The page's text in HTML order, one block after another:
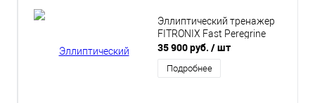
Эллиптический тренажер
FITRONIX Fast Peregrine
35 900 руб. / шт
Подробнее